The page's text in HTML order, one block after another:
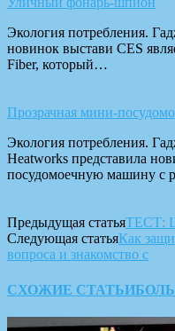
Экология потребления.
новинок выстави CES
Fiber, который…
Прозрачная мини-
Экология потребления.
Heatworks представила
посудомоечную машину с
Предыдущая статьяТЕСТ:
Следующая статьяКак
вопроса и знакомство с
СХОЖИЕ СТАТЬИ